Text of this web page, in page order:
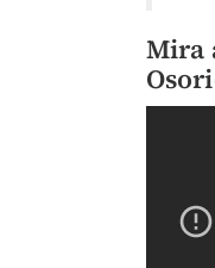
Mira